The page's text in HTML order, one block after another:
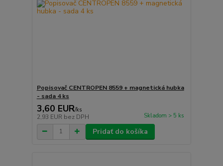
Popisovač CENTROPEN 8559 + magnetická hubka
- sada 4 ks
3,60 EUR/ks
2,93 EUR bez DPH Skladom > 5 ks
Pridať do košíka